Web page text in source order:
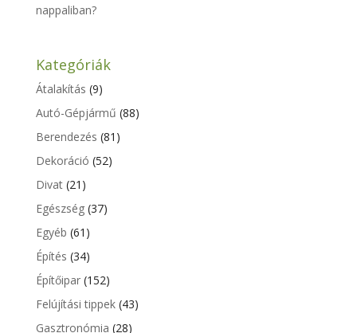
nappaliban?
Kategóriák
Átalakítás (9)
Autó-Gépjármű (88)
Berendezés (81)
Dekoráció (52)
Divat(21)
Egészség(37)
Egyéb (61)
Építés (34)
Építőipar(152)
Felújítási tippek(43)
Gasztronómia (28)